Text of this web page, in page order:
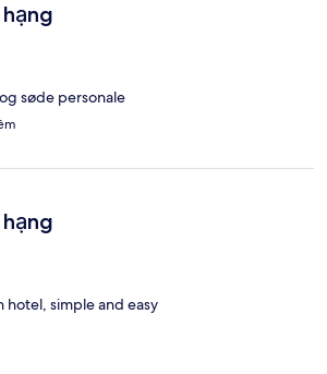
søde personale
hotel, simple and easy